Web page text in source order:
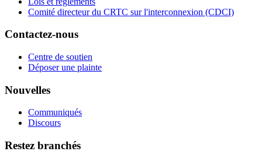
Comité directeur du CRTC sur l'interconnexion (CDCI)
Contactez-nous
Centre de soutien
Déposer une plainte
Nouvelles
Communiqués
Discours
Restez branchés